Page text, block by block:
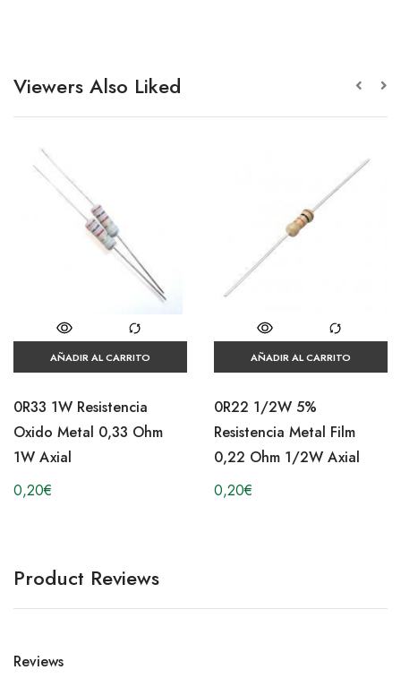
Viewers Also Liked
AÑADIR AL CARRITO
0R33 1W Resistencia
Oxido Metal 0,33 Ohm
1W Axial
0,20€
AÑADIR AL CARRITO
0R22 1/2W 5%
Resistencia Metal Film
0,22 Ohm 1/2W Axial
0,20€
Product Reviews
Reviews